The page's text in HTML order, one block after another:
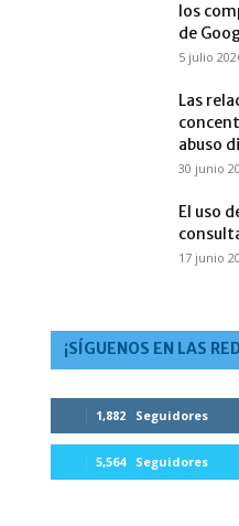
los
de
5 julio
Las
abuso
30 junio
El uso
17 junio
¡SÍGUENOS EN LAS
1,882 Seguidores
5,564 Seguidores